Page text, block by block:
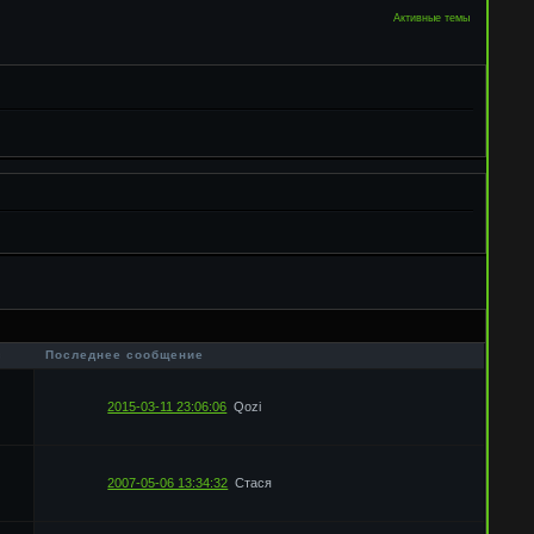
Активные темы
Последнее сообщение
2015-03-11 23:06:06 Qozi
2007-05-06 13:34:32 Стася